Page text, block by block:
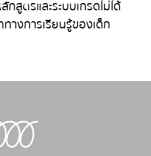
กสูตรและระบบเกรดไม่ได้
างการเรียนรู้ของเด็ก